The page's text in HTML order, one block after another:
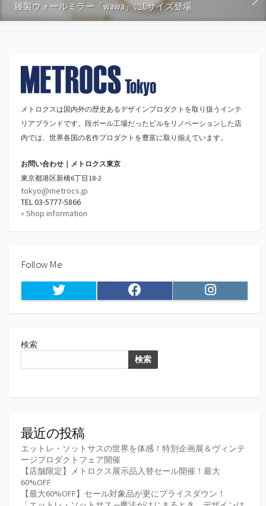
籐製ウォールミラー「wawa」にLサイズ登場
メトロクスは国内外の歴史あるデザインプロダクトを取り扱うインテ
リアブランドです。段ボール工場だったビルをリノベーションした店
内では、世界各国の名作プロダクトを豊富に取り揃えています。
お問い合わせ｜メトロクス東京
東京都港区新橋6丁目18-2
tokyo@metrocs.jp
TEL 03-5777-5866
» Shop information
Follow Me
Twitter Facebook Instagram
検索
検索
最近の投稿
エットレ・ソットサスの世界を体感！特別企画展＆ヴィンテ
ージプロダクトフェア開催
【店舗限定】メトロクス展示品入替セール開催！最大
60%OFF
【最大60%OFF】セール対象品が更にプライスダウン！